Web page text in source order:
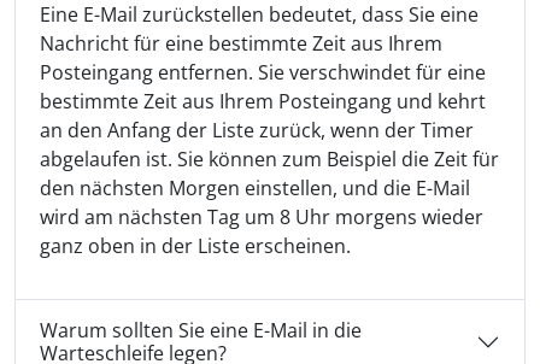
Eine E-Mail zurückstellen bedeutet, dass Sie eine
Nachricht für eine bestimmte Zeit aus Ihrem
Posteingang entfernen. Sie verschwindet für eine
bestimmte Zeit aus Ihrem Posteingang und kehrt
an den Anfang der Liste zurück, wenn der Timer
abgelaufen ist. Sie können zum Beispiel die Zeit für
den nächsten Morgen einstellen, und die E-Mail
wird am nächsten Tag um 8 Uhr morgens wieder
ganz oben in der Liste erscheinen.
Warum sollten Sie eine E-Mail in die
Warteschleife legen?